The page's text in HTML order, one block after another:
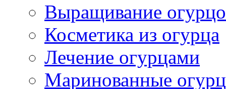
Выращивание
Косметика из огурца
Лечение огурцами
Маринованные